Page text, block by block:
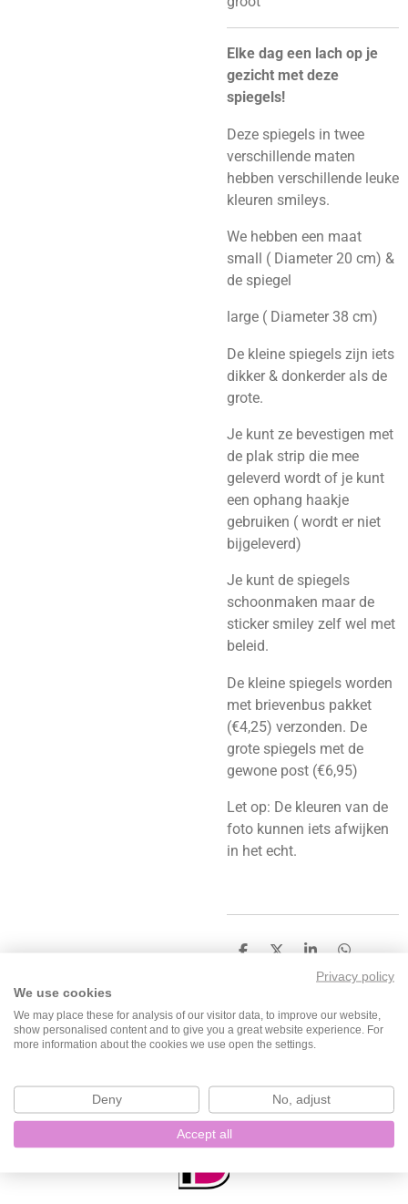
Elke dag een lach op je
gezicht met deze
spiegels!
Deze spiegels in twee
verschillende maten
hebben verschillende leuke
kleuren smileys.
We hebben een maat
small ( Diameter 20 cm) &
de spiegel
large ( Diameter 38 cm)
De kleine spiegels zijn iets
dikker & donkerder als de
grote.
Je kunt ze bevestigen met
de plak strip die mee
geleverd wordt of je kunt
een ophang haakje
gebruiken ( wordt er niet
bijgeleverd)
Je kunt de spiegels
schoonmaken maar de
sticker smiley zelf wel met
beleid.
De kleine spiegels worden
met brievenbus pakket
(€4,25) verzonden. De
grote spiegels met de
gewone post (€6,95)
Let op: De kleuren van de
foto kunnen iets afwijken
in het echt.
D
n
D
S
a
e
D
e
l
n
F
c
e
b
I
s
t
a
g
T
k
T
o
W
h
a
t
s
Privacy policy
We use cookies
We may place these for analysis of our visitor data, to improve our website,
show personalised content and to give you a great website experience. For
more information about the cookies we use open the settings.
Deny No, adjust
Accept all